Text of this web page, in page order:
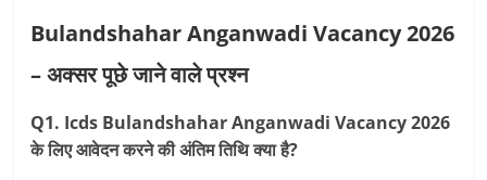
Bulandshahar Anganwadi Vacancy 2026
– अक्सर पूछे जाने वाले प्रश्न
Q1. Icds Bulandshahar Anganwadi Vacancy 2026
के लिए आवेदन करने की अंतिम तिथि क्या है?